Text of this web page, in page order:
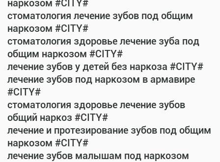
наркозом #CITY#
стоматология лечение зубов под общим
наркозом #CITY#
стоматология здоровье лечение зуба под
общим наркозом #CITY#
лечение зубов у детей без наркоза #CITY#
лечение зубов под наркозом в армавире
#CITY#
стоматология здоровье лечение зубов
общий наркоз #CITY#
лечение и протезирование зубов под общим
наркозом #CITY#
лечение зубов малышам под наркозом